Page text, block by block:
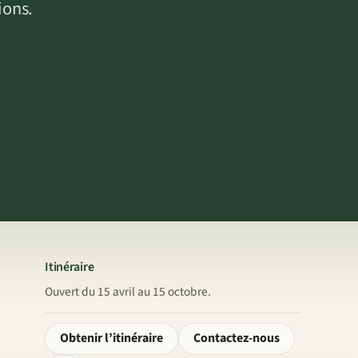
Itinéraire
Ouvert du 15 avril au 15 octobre.
Obtenir l’itinéraire Contactez-nous